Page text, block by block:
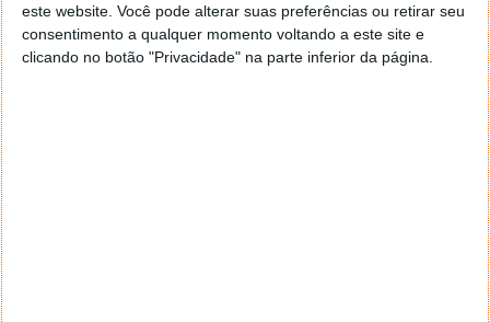
este website. Você pode alterar suas preferências ou retirar seu
consentimento a qualquer momento voltando a este site e
clicando no botão "Privacidade" na parte inferior da página.